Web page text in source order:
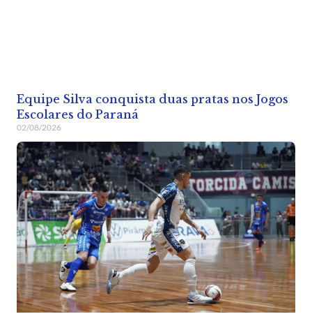
Equipe Silva conquista duas pratas nos Jogos
Escolares do Paraná
02/08/2026